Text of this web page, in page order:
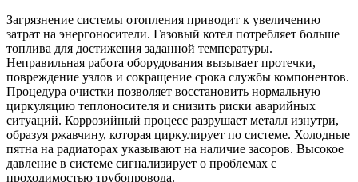
Загрязнение системы отопления приводит к увеличению
затрат на энергоносители. Газовый котел потребляет больше
топлива для достижения заданной температуры.
Неправильная работа оборудования вызывает протечки,
повреждение узлов и сокращение срока службы компонентов.
Процедура очистки позволяет восстановить нормальную
циркуляцию теплоносителя и снизить риски аварийных
ситуаций. Коррозийный процесс разрушает металл изнутри,
образуя ржавчину, которая циркулирует по системе. Холодные
пятна на радиаторах указывают на наличие засоров. Высокое
давление в системе сигнализирует о проблемах с
проходимостью трубопровода.